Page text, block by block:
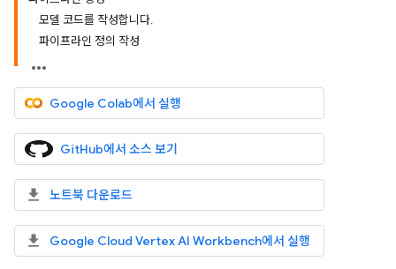
모델 코드를 작성합니다.
파이프라인 정의 작성
Google Colab에서 실행
GitHub에서 소스 보기
노트북 다운로드
Google Cloud Vertex AI Workbench에서 실행